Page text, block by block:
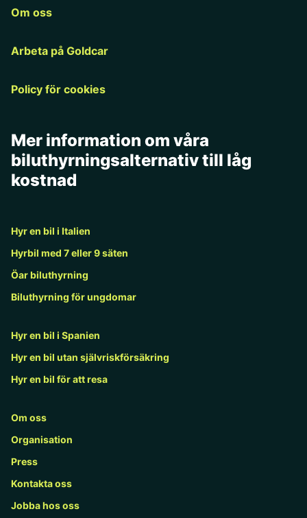
Om oss
Arbeta på Goldcar
Policy för cookies
Mer information om våra
biluthyrningsalternativ till låg
kostnad
Hyr en bil i Italien
Hyrbil med 7 eller 9 säten
Öar biluthyrning
Biluthyrning för ungdomar
Hyr en bil i Spanien
Hyr en bil utan självriskförsäkring
Hyr en bil för att resa
Om oss
Organisation
Press
Kontakta oss
Jobba hos oss